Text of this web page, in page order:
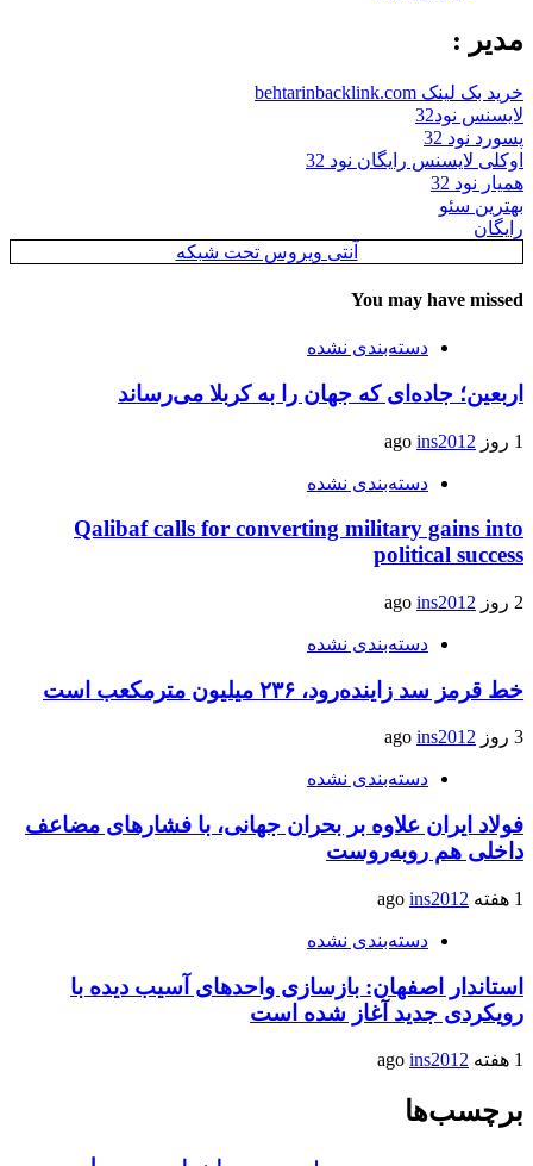
مدیر :
خرید بک لینک behtarinbacklink.com
لایسنس نود32
پسورد نود 32
اوکلی لایسنس رایگان نود 32
همیار نود 32
بهترین سئو
رایگان
آنتی ویروس تحت شبکه
You may have missed
دسته‌بندی نشده
اربعین؛ جاده‌ای که جهان را به کربلا می‌رساند
1 روز ago ins2012
دسته‌بندی نشده
Qalibaf calls for converting military gains into
political success
2 روز ago ins2012
دسته‌بندی نشده
خط قرمز سد زاینده‌رود، ۲۳۶ میلیون مترمکعب است
3 روز ago ins2012
دسته‌بندی نشده
فولاد ایران علاوه بر بحران جهانی، با فشارهای مضاعف
داخلی هم روبه‌روست
1 هفته ago ins2012
دسته‌بندی نشده
استاندار اصفهان: بازسازی واحدهای آسیب دیده با
رویکردی جدید آغاز شده است
1 هفته ago ins2012
برچسب‌ها